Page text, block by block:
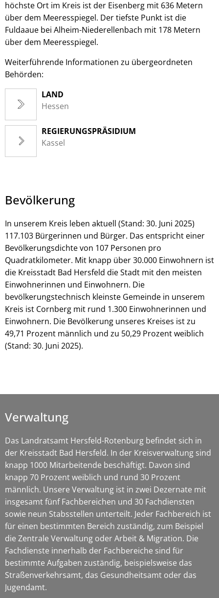
höchste Ort im Kreis ist der Eisenberg mit 636 Metern
über dem Meeresspiegel. Der tiefste Punkt ist die
Fuldaaue bei Alheim-Niederellenbach mit 178 Metern
über dem Meeresspiegel.
Weiterführende Informationen zu übergeordneten
Behörden:
LAND
Hessen
REGIERUNGSPRÄSIDIUM
Kassel
Bevölkerung
In unserem Kreis leben aktuell (Stand: 30. Juni 2025)
117.103 Bürgerinnen und Bürger. Das entspricht einer
Bevölkerungsdichte von 107 Personen pro
Quadratkilometer. Mit knapp über 30.000 Einwohnern ist
die Kreisstadt Bad Hersfeld die Stadt mit den meisten
Einwohnerinnen und Einwohnern. Die
bevölkerungstechnisch kleinste Gemeinde in unserem
Kreis ist Cornberg mit rund 1.300 Einwohnerinnen und
Einwohnern. Die Bevölkerung unseres Kreises ist zu
49,71 Prozent männlich und zu 50,29 Prozent weiblich
(Stand: 30. Juni 2025).
Verwaltung
Das Landratsamt Hersfeld-Rotenburg befindet sich in
der Kreisstadt Bad Hersfeld. In der Kreisverwaltung sind
knapp 1000 Mitarbeitende beschäftigt. Davon sind
knapp 70 Prozent weiblich und rund 30 Prozent
männlich. Unsere Verwaltung ist in zwei Dezernate mit
insgesamt fünf Fachbereichen und 30 Fachdiensten
sowie neun Stabsstellen unterteilt. Jeder Fachbereich ist
für einen bestimmten Bereich zuständig, zum Beispiel
die Zentrale Verwaltung oder Arbeit & Migration. Die
Fachdienste innerhalb der Fachbereiche sind für
bestimmte Aufgaben zuständig, beispielsweise das
Straßenverkehrsamt, das Gesundheitsamt oder das
Jugendamt.